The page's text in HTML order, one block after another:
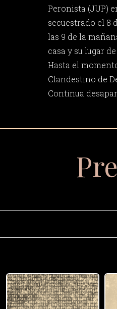
Peronista (JUP)
secuestrado el 8
las 9 de la
casa y su lugar
Hasta el
Clandestino de
Continua